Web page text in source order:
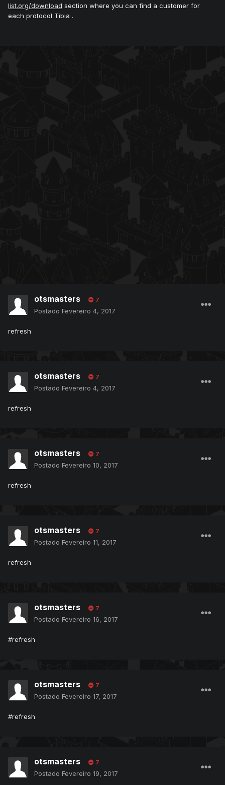
list.org/download section where you can find a customer for
each protocol Tibia .
otsmasters 7
Postado Fevereiro 4, 2017
refresh
otsmasters 7
Postado Fevereiro 4, 2017
refresh
otsmasters 7
Postado Fevereiro 10, 2017
refresh
otsmasters 7
Postado Fevereiro 11, 2017
refresh
otsmasters 7
Postado Fevereiro 16, 2017
#refresh
otsmasters 7
Postado Fevereiro 17, 2017
#refresh
otsmasters 7
Postado Fevereiro 19, 2017